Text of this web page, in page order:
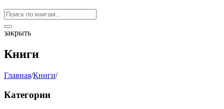
закрыть
Книги
Главная/Книги/
Категории